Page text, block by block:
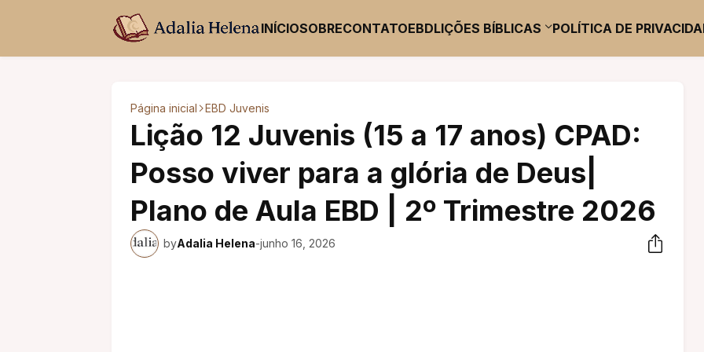
INÍCIOSOBRECONTATOEBDLIÇÕES BÍBLICAS POLÍTICA DE
Página inicial EBD Juvenis
Lição 12 Juvenis (15 a 17 anos) CPAD:
Posso viver para a glória de Deus|
Plano de Aula EBD | 2º Trimestre 2026
byAdalia Helena-junho 16, 2026